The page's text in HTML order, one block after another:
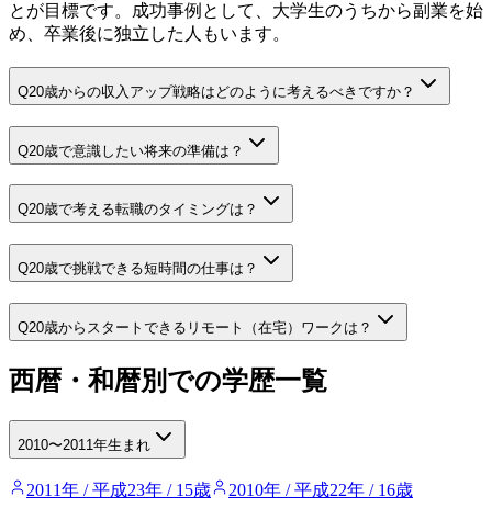
とが目標です。成功事例として、大学生のうちから副業を始
め、卒業後に独立した人もいます。
Q20歳からの収入アップ戦略はどのように考えるべきですか？
Q20歳で意識したい将来の準備は？
Q20歳で考える転職のタイミングは？
Q20歳で挑戦できる短時間の仕事は？
Q20歳からスタートできるリモート（在宅）ワークは？
西暦・和暦別での学歴一覧
2010〜2011年生まれ
2011年 / 平成23年 / 15歳 2010年 / 平成22年 / 16歳